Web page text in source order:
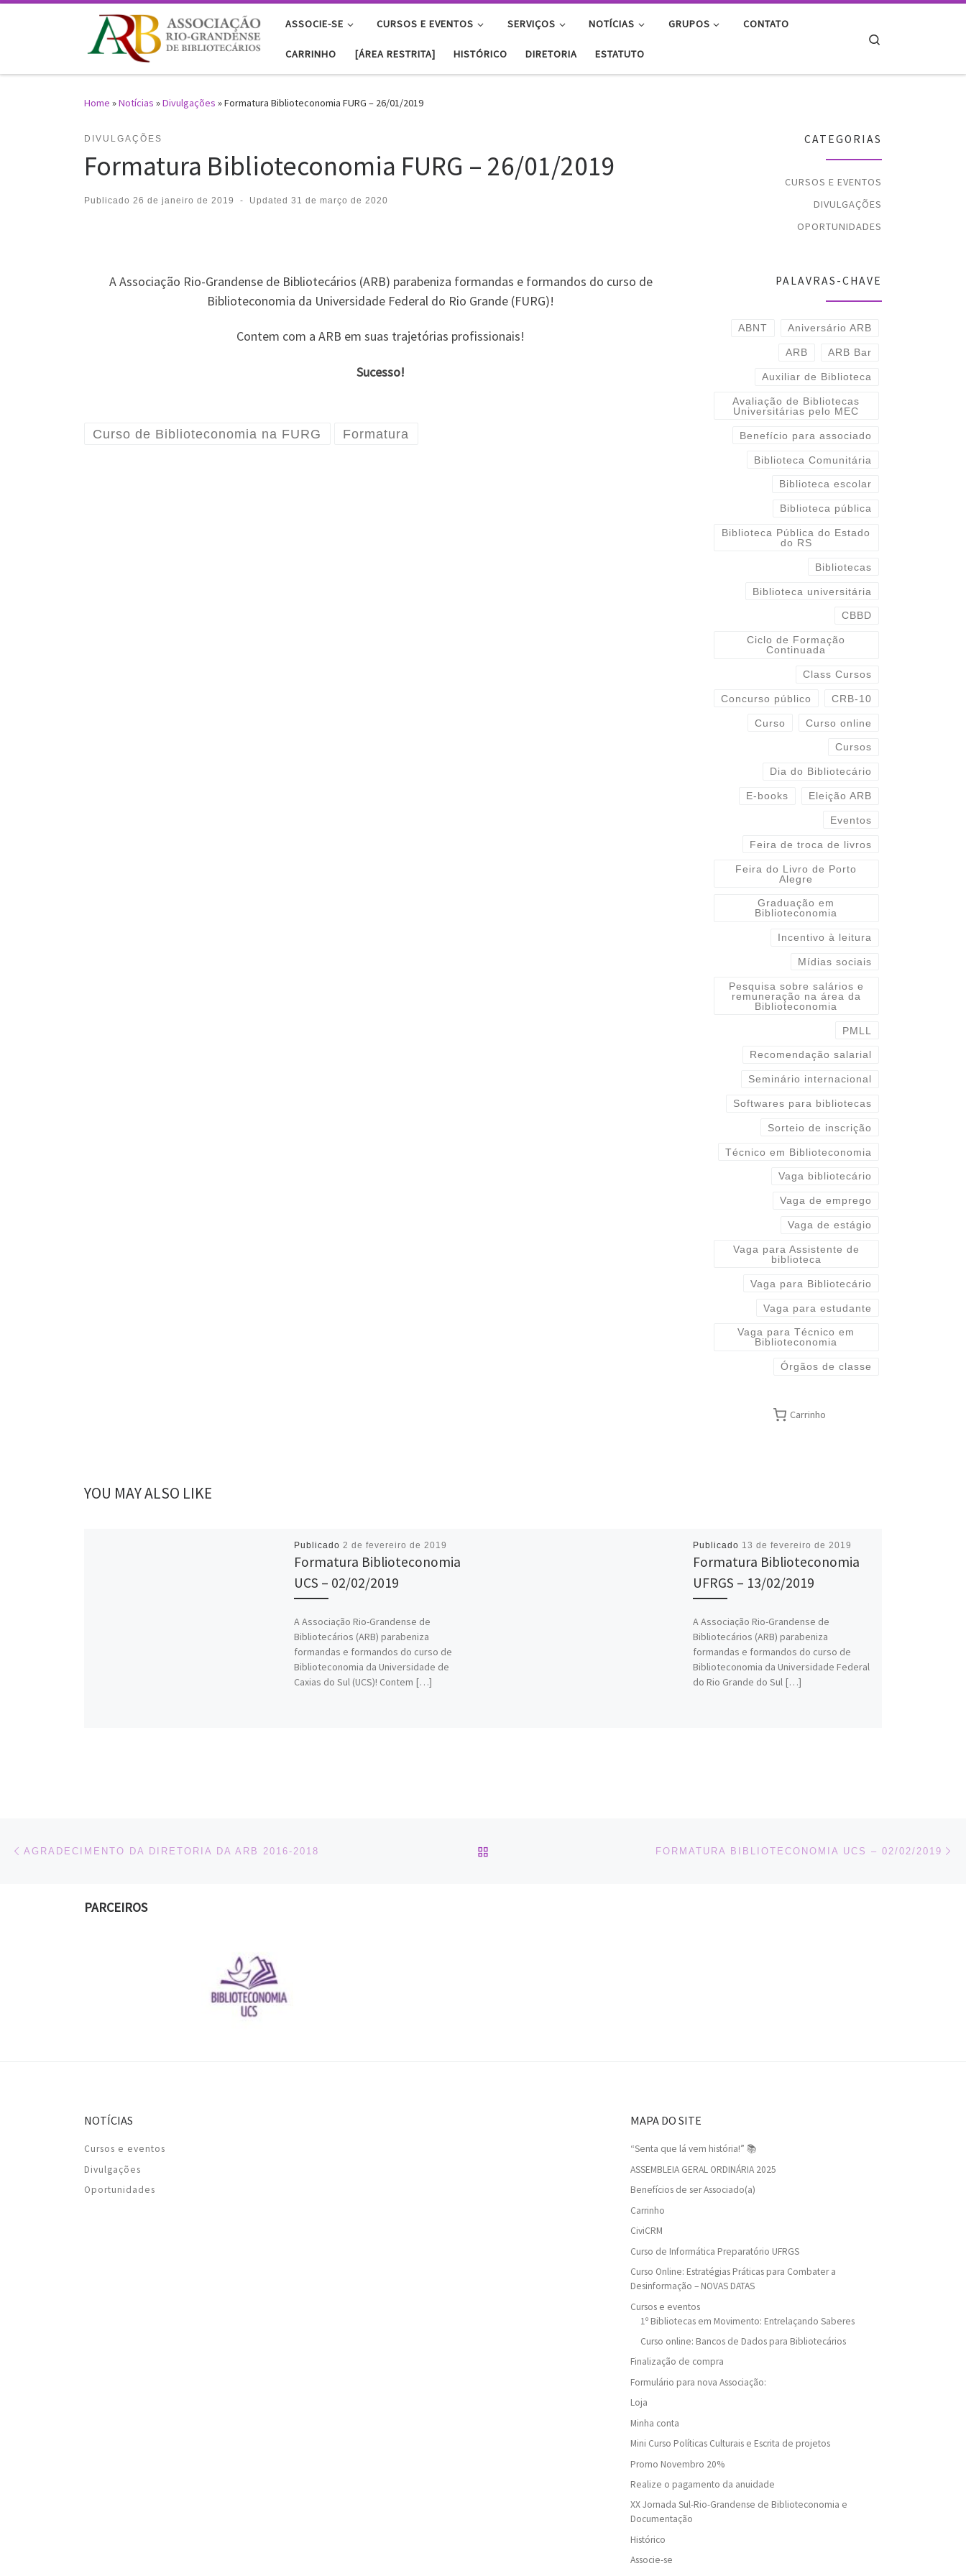
ASSOCIE-SE CURSOS E EVENTOS SERVIÇOS NOTÍCIAS GRUPOS CONTATO
CARRINHO [ÁREA RESTRITA] HISTÓRICO DIRETORIA ESTATUTO
Home »Notícias »Divulgações »Formatura Biblioteconomia FURG – 26/01/2019
DIVULGAÇÕES
Formatura Biblioteconomia FURG – 26/01/2019
Publicado 26 de janeiro de 2019 - Updated 31 de março de 2020
A Associação Rio-Grandense de Bibliotecários (ARB) parabeniza formandas e formandos do curso de
Biblioteconomia da Universidade Federal do Rio Grande (FURG)!
Contem com a ARB em suas trajetórias profissionais!
Sucesso!
Curso de Biblioteconomia na FURG Formatura
YOU MAY ALSO LIKE
Publicado 2 de fevereiro de 2019
Formatura Biblioteconomia
UCS – 02/02/2019
A Associação Rio-Grandense de
Bibliotecários (ARB) parabeniza
formandas e formandos do curso de
Biblioteconomia da Universidade de
Caxias do Sul (UCS)! Contem […]
Publicado 13 de fevereiro de 2019
Formatura Biblioteconomia
UFRGS – 13/02/2019
A Associação Rio-Grandense de
Bibliotecários (ARB) parabeniza
formandas e formandos do curso de
Biblioteconomia da Universidade Federal
do Rio Grande do Sul […]
CATEGORIAS
CURSOS E EVENTOS
DIVULGAÇÕES
OPORTUNIDADES
PALAVRAS-CHAVE
ABNT Aniversário ARB
ARB ARB Bar
Auxiliar de Biblioteca
Avaliação de Bibliotecas
Universitárias pelo MEC
Benefício para associado
Biblioteca Comunitária
Biblioteca escolar
Biblioteca pública
Biblioteca Pública do Estado
do RS
Bibliotecas
Biblioteca universitária
CBBD
Ciclo de Formação
Continuada
Class Cursos
Concurso público CRB-10
Curso Curso online
Cursos
Dia do Bibliotecário
E-books Eleição ARB
Eventos
Feira de troca de livros
Feira do Livro de Porto
Alegre
Graduação em
Biblioteconomia
Incentivo à leitura
Mídias sociais
Pesquisa sobre salários e
remuneração na área da
Biblioteconomia
PMLL
Recomendação salarial
Seminário internacional
Softwares para bibliotecas
Sorteio de inscrição
Técnico em Biblioteconomia
Vaga bibliotecário
Vaga de emprego
Vaga de estágio
Vaga para Assistente de
biblioteca
Vaga para Bibliotecário
Vaga para estudante
Vaga para Técnico em
Biblioteconomia
Órgãos de classe
Carrinho
Navegação do post
AGRADECIMENTO DA DIRETORIA DA ARB 2016-2018 FORMATURA BIBLIOTECONOMIA UCS – 02/02/2019
PARCEIROS
NOTÍCIAS
Cursos e eventos
Divulgações
Oportunidades
MAPA DO SITE
“Senta que lá vem história!” 📚
ASSEMBLEIA GERAL ORDINÁRIA 2025
Benefícios de ser Associado(a)
Carrinho
CiviCRM
Curso de Informática Preparatório UFRGS
Curso Online: Estratégias Práticas para Combater a
Desinformação – NOVAS DATAS
Cursos e eventos
1º Bibliotecas em Movimento: Entrelaçando Saberes
Curso online: Bancos de Dados para Bibliotecários
Finalização de compra
Formulário para nova Associação:
Loja
Minha conta
Mini Curso Políticas Culturais e Escrita de projetos
Promo Novembro 20%
Realize o pagamento da anuidade
XX Jornada Sul-Rio-Grandense de Biblioteconomia e
Documentação
Histórico
Associe-se